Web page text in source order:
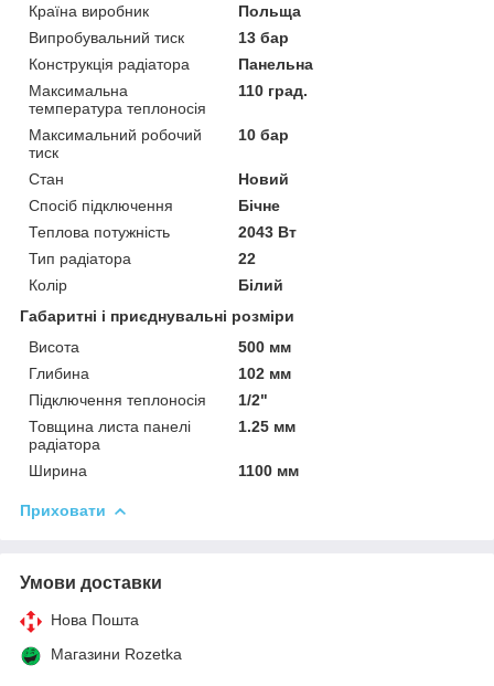
Країна виробник
Польща
Випробувальний тиск
13 бар
Конструкція радіатора
Панельна
Максимальна
температура теплоносія
110 град.
Максимальний робочий
тиск
10 бар
Стан
Новий
Спосіб підключення
Бічне
Теплова потужність
2043 Вт
Тип радіатора
22
Колір
Білий
Габаритні і приєднувальні розміри
Висота
500 мм
Глибина
102 мм
Підключення теплоносія
1/2"
Товщина листа панелі
радіатора
1.25 мм
Ширина 1100 мм
Приховати
Умови доставки
Нова Пошта
Магазини Rozetka